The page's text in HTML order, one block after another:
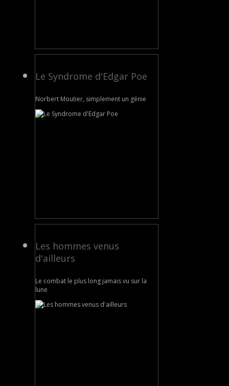
Le Syndrome d'Edgar Poe
Norbert Moutier, simplement un génie
Les hommes venus
d'ailleurs
Le combat le plus long jamais vu sur la
lune